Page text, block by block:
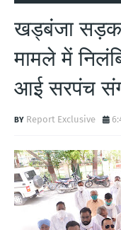
खड्बंजा सड़क
मामले में
आई सरपंच
Report Exclusive